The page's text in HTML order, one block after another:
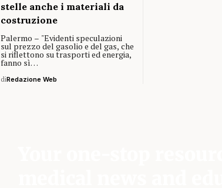
stelle anche i materiali da
costruzione
Palermo – "Evidenti speculazioni
sul prezzo del gasolio e del gas, che
si riflettono su trasporti ed energia,
fanno sì…
diRedazione Web